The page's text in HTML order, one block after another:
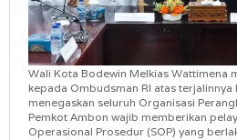
Wali Kota Bodewin Melkias Wattimena
kepada Ombudsman RI atas terjalinnya
menegaskan seluruh Organisasi
Pemkot Ambon wajib memberikan
Operasional Prosedur (SOP) yang